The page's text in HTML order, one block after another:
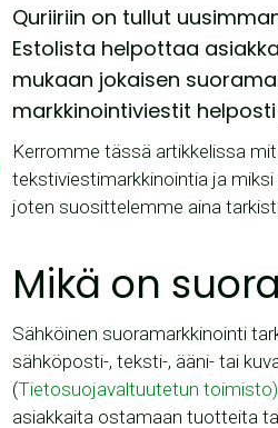
Quriiriin on tullut
Estolista helpottaa
mukaan jokaisen
markkinointiviestit
Kerromme tässä artikkelissa
tekstiviestimarkkinointia ja
joten suosittelemme aina
Mikä on
Sähköinen suoramarkkinointi
sähköposti-, teksti-, ääni- tai
(Tietosuojavaltuutetun toimisto).
asiakkaita ostamaan tuotteita